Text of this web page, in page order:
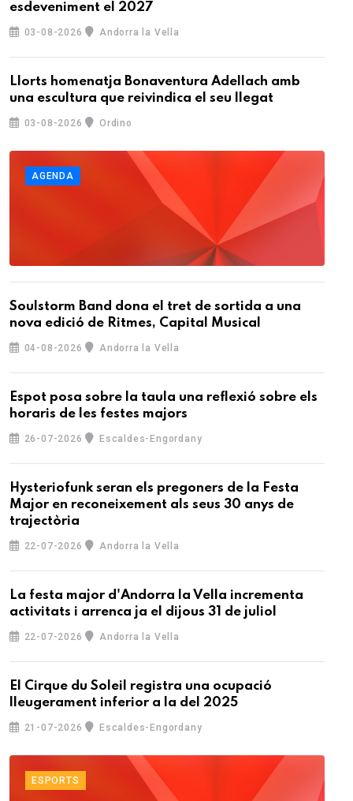
esdeveniment el 2027
03-08-2026 Andorra la Vella
Llorts homenatja Bonaventura Adellach amb
una escultura que reivindica el seu llegat
03-08-2026 Ordino
AGENDA
Soulstorm Band dona el tret de sortida a una
nova edició de Ritmes, Capital Musical
04-08-2026 Andorra la Vella
Espot posa sobre la taula una reflexió sobre els
horaris de les festes majors
26-07-2026 Escaldes-Engordany
Hysteriofunk seran els pregoners de la Festa
Major en reconeixement als seus 30 anys de
trajectòria
22-07-2026 Andorra la Vella
La festa major d'Andorra la Vella incrementa
activitats i arrenca ja el dijous 31 de juliol
22-07-2026 Andorra la Vella
El Cirque du Soleil registra una ocupació
lleugerament inferior a la del 2025
21-07-2026 Escaldes-Engordany
ESPORTS